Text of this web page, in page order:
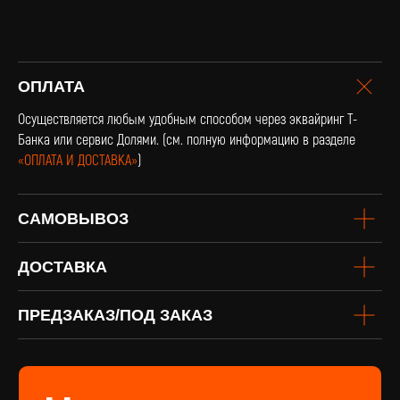
ОПЛАТА
Осуществляется любым удобным способом через эквайринг Т-
Банка или сервис Долями. (см. полную информацию в разделе
«ОПЛАТА И ДОСТАВКА»)
САМОВЫВОЗ
ДОСТАВКА
ПРЕДЗАКАЗ/ПОД ЗАКАЗ
винил
Под заказ
Если вы не нашли интересующую
оплата и
доставка
Подробнее
Доставка по всей России и странам
СНГ